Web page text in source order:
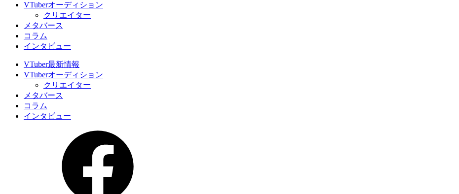
VTuberオーディション
クリエイター
メタバース
コラム
インタビュー
VTuber最新情報
VTuberオーディション
クリエイター
メタバース
コラム
インタビュー